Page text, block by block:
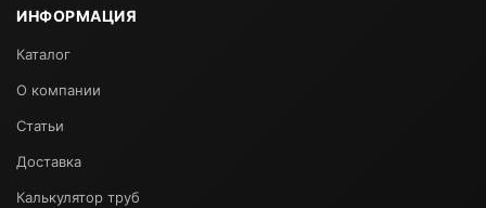
ИНФОРМАЦИЯ
Каталог
О компании
Статьи
Доставка
Калькулятор труб